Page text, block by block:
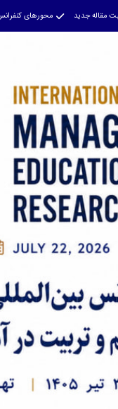
مقاله جدید محورهای